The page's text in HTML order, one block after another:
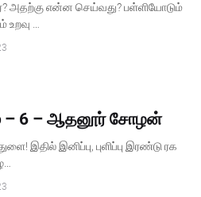
அதற்கு என்ன செய்வது? பள்ளியோடும்
…
– 6 – ஆதனூர் சோழன்
இதில் இனிப்பு, புளிப்பு இரண்டு ரக